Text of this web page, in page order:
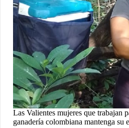
Las Valientes mujeres que trabajan
ganadería colombiana mantenga su